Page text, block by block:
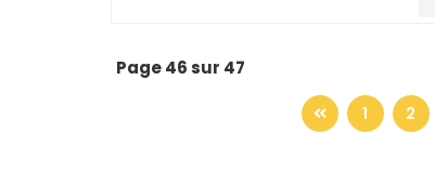
Page 46 sur 47
1 2